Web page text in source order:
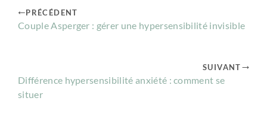
PRÉCÉDENT
Couple Asperger : gérer une hypersensibilité invisible
SUIVANT
Différence hypersensibilité anxiété : comment se
situer